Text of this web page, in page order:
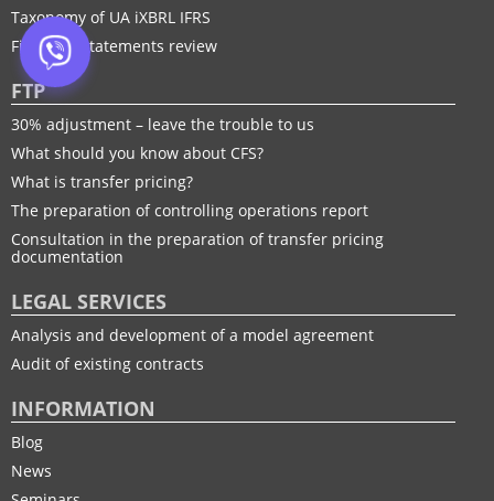
Taxonomy of UA іXBRL IFRS
Financial statements review
FTP
30% adjustment – leave the trouble to us
What should you know about CFS?
What is transfer pricing?
The preparation of controlling operations report
Consultation in the preparation of transfer pricing
documentation
LEGAL SERVICES
Analysis and development of a model agreement
Audit of existing contracts
INFORMATION
Blog
News